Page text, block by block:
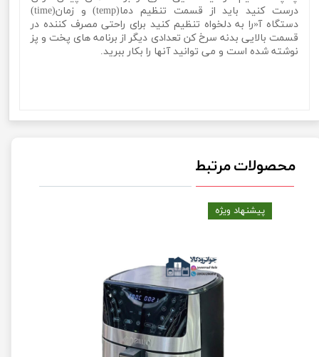
درست کنید باید از قسمت تنظیم دما(temp) و زمان(time)
دستگاه آ«را به دلخواه تنظیم کنید برای راحتی مصرف کننده در
قسمت بالایی بدنه سرخ کن تعدادی دیگر از برنامه های پخت و پز
نوشته شده است و می توانید آنها را بکار ببرید.
محصولات مرتبط
پیشنهاد ویژه